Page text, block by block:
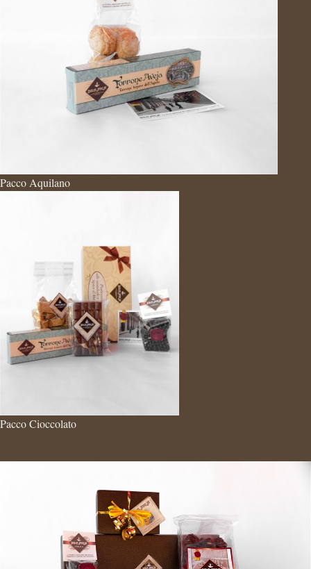
Pacco Aquilano
Pacco Cioccolato